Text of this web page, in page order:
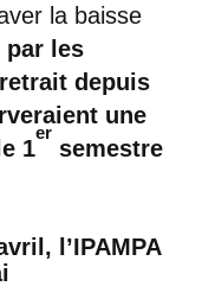
la baisse
par les
depuis
une
1
er
semestre
l’IPAMPA